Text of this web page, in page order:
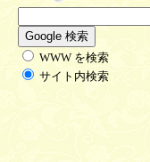
WWW を検索
サイト内検索